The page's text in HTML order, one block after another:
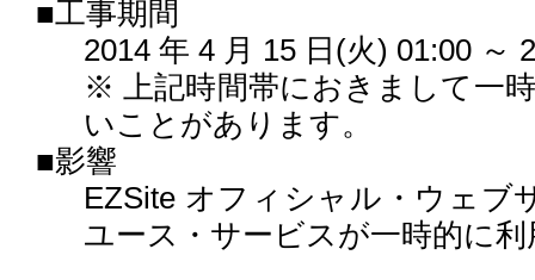
■工事期間
2014 年 4 月 15 日(火) 01:00 ～
※ 上記時間帯におきまして一
いことがあります。
■影響
EZSite オフィシャル・ウェブ
ユース・サービスが一時的に